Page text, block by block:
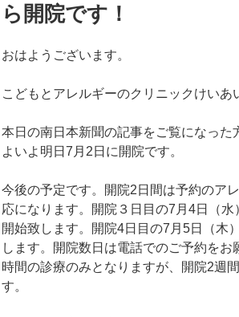
ら開院です！
おはようございます。
こどもとアレルギーのクリニックけいあ
本日の南日本新聞の記事をご覧になった
よいよ明日7月2日に開院です。
今後の予定です。開院2日間は予約のア
応になります。開院３日目の7月4日（
開始致します。開院4日目の7月5日（木
します。開院数日は電話でのご予約を
時間の診療のみとなりますが、開院2週
す。